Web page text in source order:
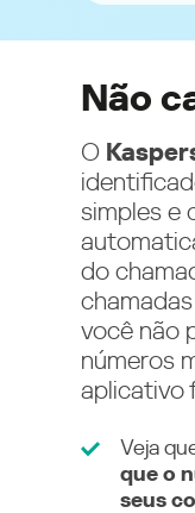
Não
O
simples e
do
você não
números
aplicativo
Veja
que o
seus